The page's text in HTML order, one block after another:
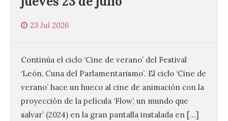
23 Jul 2026
Continúa el ciclo ‘Cine de verano’ del Festival
‘León, Cuna del Parlamentarismo’. El ciclo ‘Cine de
verano’ hace un hueco al cine de animación con la
proyección de la película ‘Flow’, un mundo que
salvar’ (2024) en la gran pantalla instalada en […]